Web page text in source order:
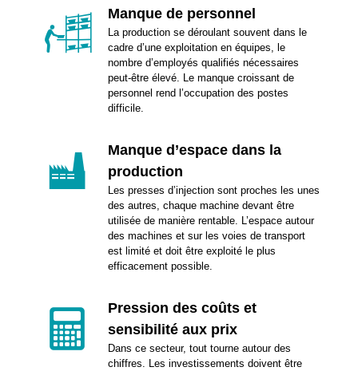
Manque de personnel
La production se déroulant souvent dans le
cadre d’une exploitation en équipes, le
nombre d’employés qualifiés nécessaires
peut-être élevé. Le manque croissant de
personnel rend l’occupation des postes
difficile.
Manque d’espace dans la
production
Les presses d’injection sont proches les unes
des autres, chaque machine devant être
utilisée de manière rentable. L’espace autour
des machines et sur les voies de transport
est limité et doit être exploité le plus
efficacement possible.
Pression des coûts et
sensibilité aux prix
Dans ce secteur, tout tourne autour des
chiffres. Les investissements doivent être